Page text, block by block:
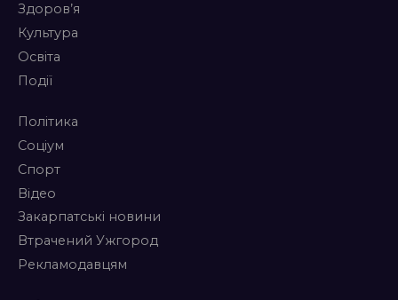
Здоров’я
Культура
Освіта
Події
Політика
Соціум
Спорт
Відео
Закарпатські новини
Втрачений Ужгород
Рекламодавцям